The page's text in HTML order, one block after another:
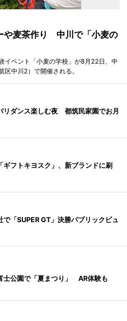
や麦茶作り 中川で「小麦の
イベント「小麦の学校」が8月22日、中
区中川2）で開催される。
リダンス楽しむ夜 都筑民家園でお月
ギフトキヨスク」、新ブランドに刷
で「SUPER GT」決勝パブリックビュ
士公園で「夏まつり」 AR体験も